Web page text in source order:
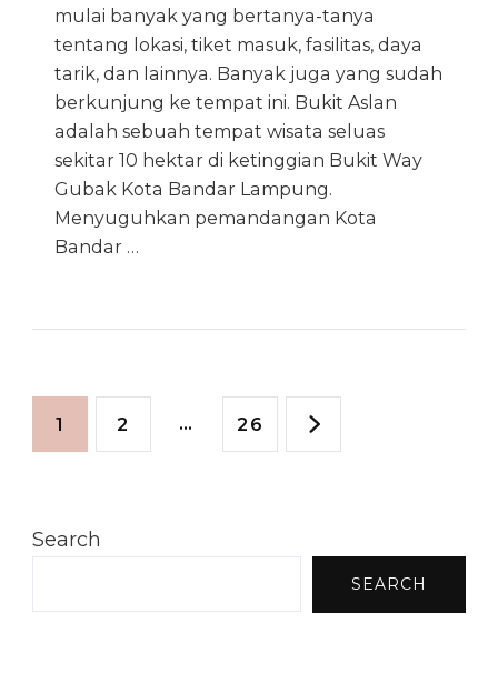
mulai banyak yang bertanya-tanya
tentang lokasi, tiket masuk, fasilitas, daya
tarik, dan lainnya. Banyak juga yang sudah
berkunjung ke tempat ini. Bukit Aslan
adalah sebuah tempat wisata seluas
sekitar 10 hektar di ketinggian Bukit Way
Gubak Kota Bandar Lampung.
Menyuguhkan pemandangan Kota
Bandar …
Posts
Page
1 Page
2 … Page
26
Search
SEARCH